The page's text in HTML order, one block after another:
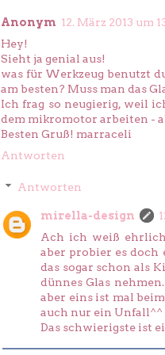
Anonym 12. März 2013 um
Hey!
Sieht ja genial aus!
was für Werkzeug benutzt
am besten? Muss man das
Ich frag so neugierig, weil
dem mikromotor arbeiten -
Besten Gruß! marraceli
Antworten
Antworten
mirella-design
Ach ich weiß
aber probier es doch
das sogar schon als
dünnes Glas
aber eins ist mal
auch nur ein Unfall^^
Das schwierigste ist